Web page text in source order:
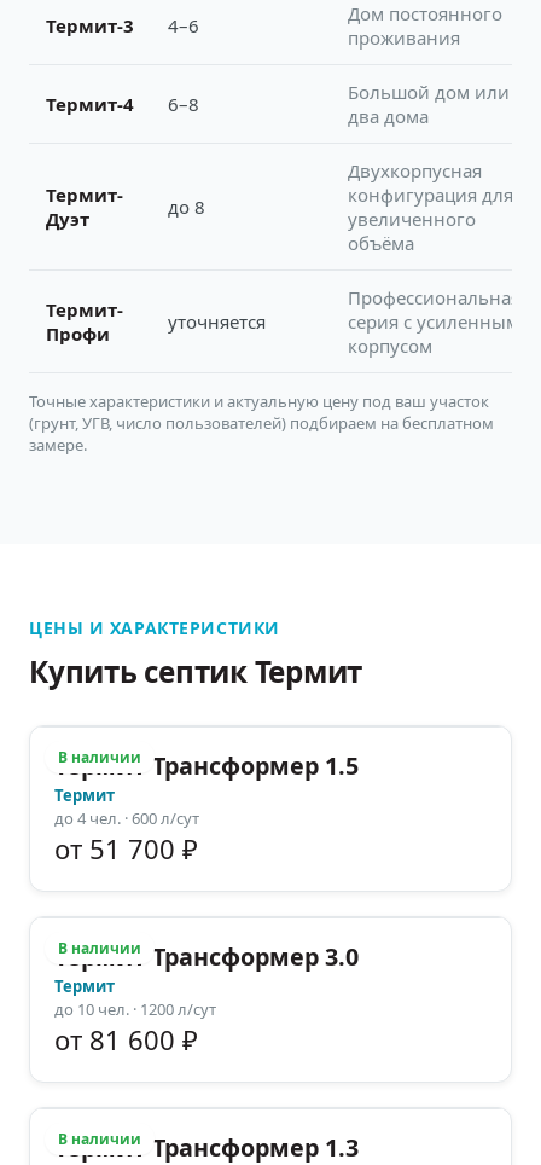
Термит-3 4–6
Дом постоянного
проживания
Термит-4 6–8
Большой дом или
два дома
Термит-
Дуэт
до 8
Двухкорпусная
конфигурация для
увеличенного
объёма
Термит-
Профи
уточняется
Профессиональная
серия с усиленным
корпусом
Точные характеристики и актуальную цену под ваш участок
(грунт, УГВ, число пользователей) подбираем на бесплатном
замере.
ЦЕНЫ И ХАРАКТЕРИСТИКИ
Купить септик Термит
В наличии
Термит Трансформер 1.5
Термит
до 4 чел. · 600 л/сут
от 51 700 ₽
В наличии
Термит Трансформер 3.0
Термит
до 10 чел. · 1200 л/сут
от 81 600 ₽
В наличии
Термит Трансформер 1.3